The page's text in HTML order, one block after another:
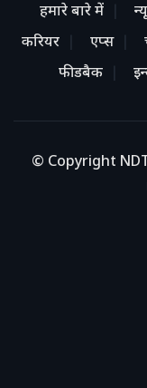
हमारे बारे में
करियर
एप्स
फीडबैक
© Copyright